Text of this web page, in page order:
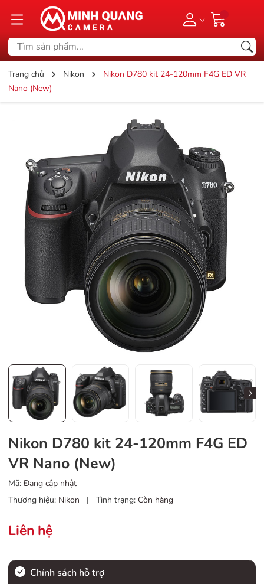
Trang chủ Nikon
Nikon D780 kit 24-120mm F4G ED VR
Nano (New)
Nikon D780 kit 24-120mm F4G ED
VR Nano (New)
Mã: Đang cập nhật
Thương hiệu: Nikon | Tình trạng: Còn hàng
Liên hệ
Chính sách hỗ trợ